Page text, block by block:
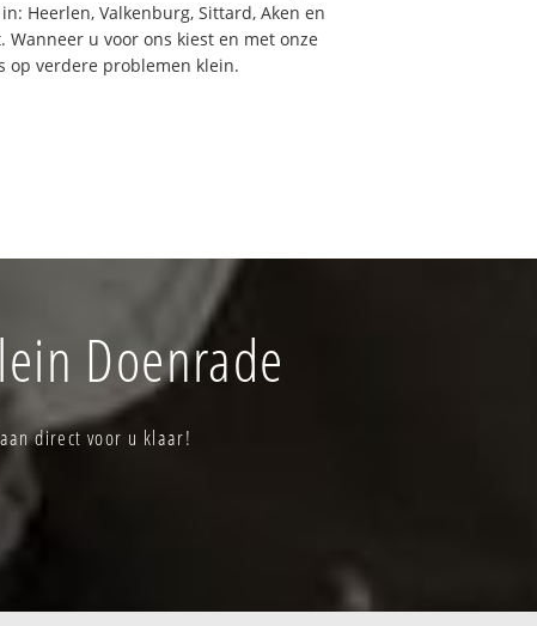
Heerlen, Valkenburg, Sittard, Aken en
u voor ons kiest en met onze
op verdere problemen klein.
Doenrade
direct voor u klaar!